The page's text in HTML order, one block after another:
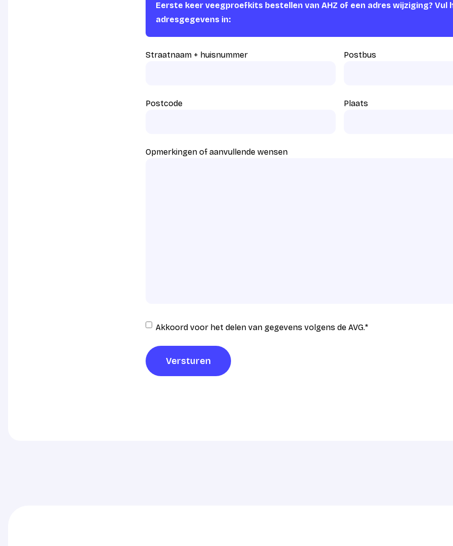
Eerste keer veegproefkits bestellen van AHZ of een adres wijziging? Vul
adresgegevens in:
Straatnaam + huisnummer Postbus
Postcode Plaats
Opmerkingen of aanvullende wensen
Instemming
verwerking*
Akkoord voor het delen van gegevens volgens de AVG.*
Versturen